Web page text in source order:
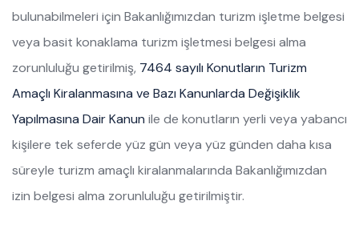
bulunabilmeleri için Bakanlığımızdan turizm işletme belgesi
veya basit konaklama turizm işletmesi belgesi alma
zorunluluğu getirilmiş, 7464 sayılı Konutların Turizm
Amaçlı Kiralanmasına ve Bazı Kanunlarda Değişiklik
Yapılmasına Dair Kanun ile de konutların yerli veya yabancı
kişilere tek seferde yüz gün veya yüz günden daha kısa
süreyle turizm amaçlı kiralanmalarında Bakanlığımızdan
izin belgesi alma zorunluluğu getirilmiştir.